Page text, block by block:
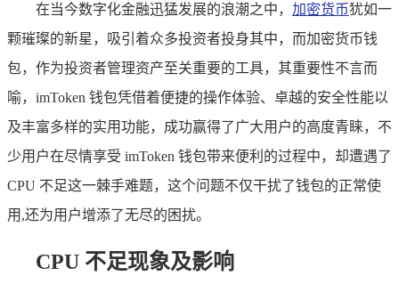
在当今数字化金融迅猛发展的浪潮之中， 加密货币犹如一
颗璀璨的新星，吸引着众多投资者投身其中，而加密货币钱
包，作为投资者管理资产至关重要的工具，其重要性不言而
喻，imToken 钱包凭借着便捷的操作体验、卓越的安全性能以
及丰富多样的实用功能，成功赢得了广大用户的高度青睐，不
少用户在尽情享受 imToken 钱包带来便利的过程中，却遭遇了
CPU 不足这一棘手难题，这个问题不仅干扰了钱包的正常使
用,还为用户增添了无尽的困扰。
CPU 不足现象及影响